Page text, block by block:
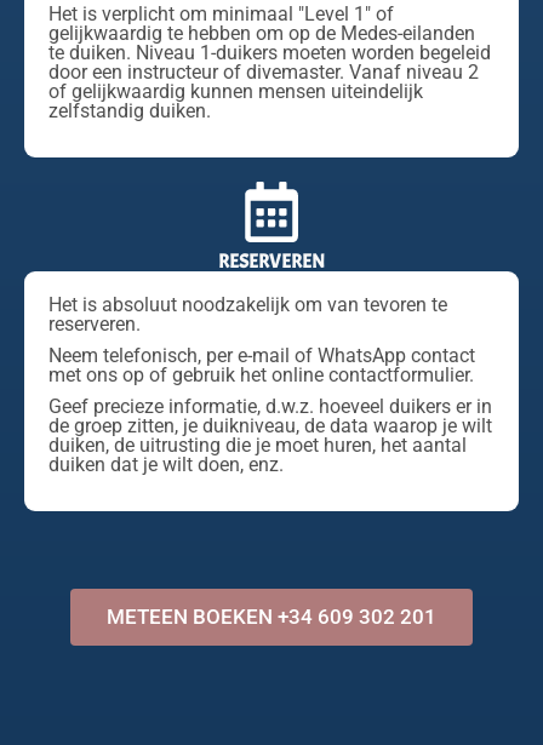
Het is verplicht om minimaal "Level 1" of
gelijkwaardig te hebben om op de Medes-eilanden
te duiken. Niveau 1-duikers moeten worden begeleid
door een instructeur of divemaster. Vanaf niveau 2
of gelijkwaardig kunnen mensen uiteindelijk
zelfstandig duiken.
RESERVEREN
Het is absoluut noodzakelijk om van tevoren te
reserveren.
Neem telefonisch, per e-mail of WhatsApp contact
met ons op of gebruik het online contactformulier.
Geef precieze informatie, d.w.z. hoeveel duikers er in
de groep zitten, je duikniveau, de data waarop je wilt
duiken, de uitrusting die je moet huren, het aantal
duiken dat je wilt doen, enz.
METEEN BOEKEN +34 609 302 201